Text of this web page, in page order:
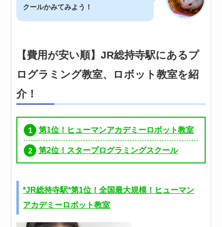
クールかみてみよう！
【費用が安い順】JR総持寺駅にあるプ
ログラミング教室、ロボット教室を紹
介！
第1位！ヒューマンアカデミーロボット教室
第2位！スタープログラミングスクール
*JR総持寺駅*第1位！全国最大規模！ヒューマン
アカデミーロボット教室